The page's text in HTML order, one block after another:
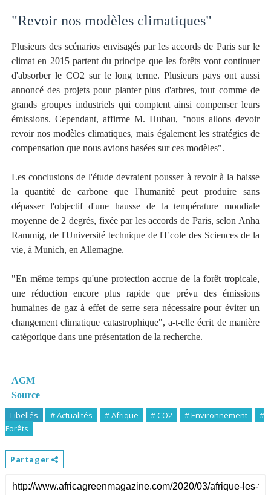
"Revoir nos modèles climatiques"
Plusieurs des scénarios envisagés par les accords de Paris sur le
climat en 2015 partent du principe que les forêts vont continuer
d'absorber le CO2 sur le long terme. Plusieurs pays ont aussi
annoncé des projets pour planter plus d'arbres, tout comme de
grands groupes industriels qui comptent ainsi compenser leurs
émissions. Cependant, affirme M. Hubau, "nous allons devoir
revoir nos modèles climatiques, mais également les stratégies de
compensation que nous avions basées sur ces modèles".
Les conclusions de l'étude devraient pousser à revoir à la baisse
la quantité de carbone que l'humanité peut produire sans
dépasser l'objectif d'une hausse de la température mondiale
moyenne de 2 degrés, fixée par les accords de Paris, selon Anha
Rammig, de l'Université technique de l'Ecole des Sciences de la
vie, à Munich, en Allemagne.
"En même temps qu'une protection accrue de la forêt tropicale,
une réduction encore plus rapide que prévu des émissions
humaines de gaz à effet de serre sera nécessaire pour éviter un
changement climatique catastrophique", a-t-elle écrit de manière
catégorique dans une présentation de la recherche.
AGM
Source
Libellés # Actualités # Afrique # CO2 # Environnement
#
Forêts
Partager